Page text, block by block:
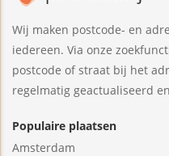
Wij maken postcode- en
iedereen. Via onze
postcode of straat bij het
regelmatig geactualiseerd
Populaire plaatsen
Amsterdam